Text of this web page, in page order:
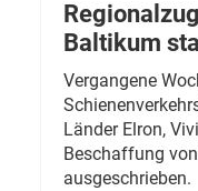
Baltikum
Vergangene
Länder Elron,
Beschaffung
ausgeschrieben.